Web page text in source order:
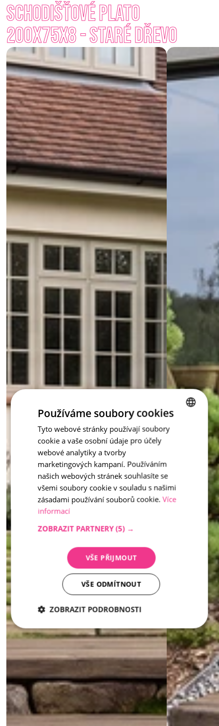
moderní architektuře. Díky různým formátům lze vytvořit
stylové i funkční schodiště, které působí rustikálně, ale drží
jako skála.
Schody Staré dřevo – šlápněte do tradice s pohodlím moderní
doby. Bez nátěrů, bez starostí. Jen styl, který vydrží.
Schodišťové plato
200x75x8 - Staré dřevo
CZECH
Používáme soubory cookies
Tyto webové stránky používají soubory
cookie a vaše osobní údaje pro účely
webové analytiky a tvorby
marketingových kampaní. Používáním
našich webových stránek souhlasíte se
všemi soubory cookie v souladu s našimi
zásadami používání souborů cookie. Více
informací
ZOBRAZIT PARTNERY (5) →
VŠE PŘIJMOUT
VŠE ODMÍTNOUT
ZOBRAZIT PODROBNOSTI
Nezbytně
nutné
Analytika Marketing
Nezbytně nutné soubory
Analytika